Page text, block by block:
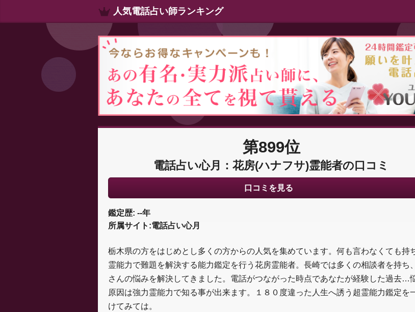
人気電話占い師ランキング
第899位
電話占い心月：花房(ハナフサ)霊能者の口コミ
口コミを見る
鑑定歴: --年
所属サイト:電話占い心月
栃木県の方をはじめとし多くの方からの人気を集めています。何も言わなくても持
霊能力で難題を解決する能力鑑定を行う花房霊能者。長崎では多くの相談者を持ち
さんの悩みを解決してきました。電話がつながった時点であなたが経験した過去…
原因は強力霊能力で知る事が出来ます。１８０度違った人生へ誘う超霊能力鑑定を
けてみては。